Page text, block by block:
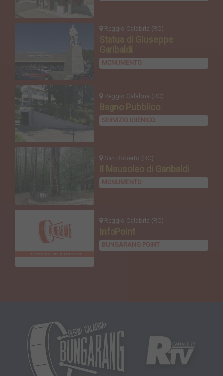
Reggio Calabria (RC)
Statua di Giuseppe
Garibaldi
MONUMENTO
Reggio Calabria (RC)
Bagno Pubblico
SERVIZIO IGIENICO
San Roberto (RC)
Il Mausoleo di Garibaldi
MONUMENTO
Reggio Calabria (RC)
InfoPoint
BUNGARANG POINT